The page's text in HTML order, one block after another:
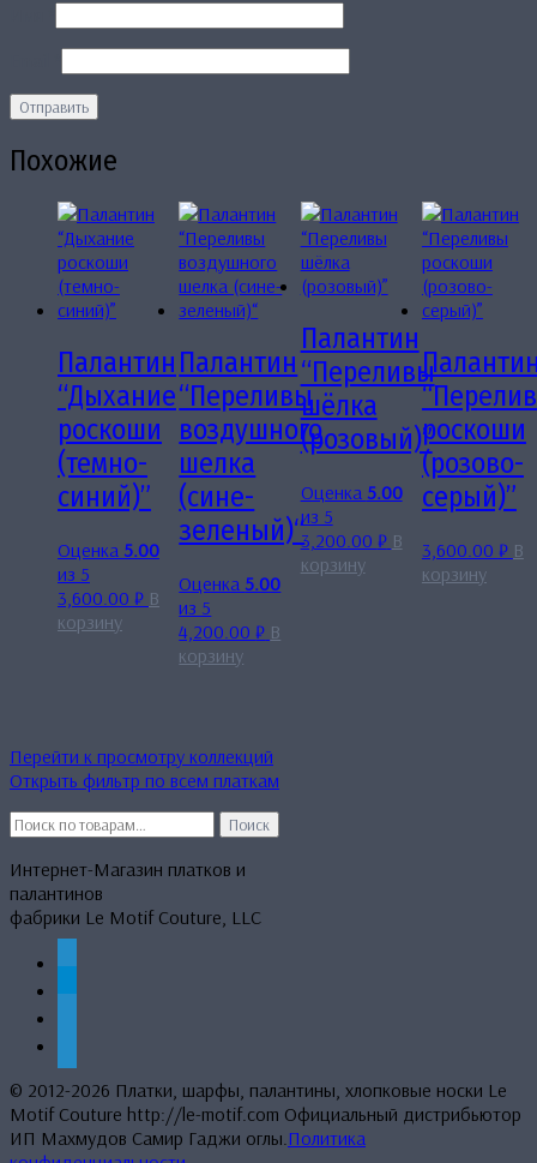
Похожие
Палантин
“Дыхание
роскоши
(темно-
синий)”
Оценка 5.00
из 5
3,600.00 ₽ В
корзину
Палантин
“Переливы
воздушного
шелка
(сине-
зеленый)“
Оценка 5.00
из 5
4,200.00₽ В
корзину
Палантин
“Переливы
шёлка
(розовый)”
Оценка 5.00
из 5
3,200.00 ₽ В
корзину
роскоши
(розово-
серый)”
3,600.00 ₽ В
корзину
Перейти к просмотру коллекций
Открыть фильтр по всем платкам
Искать:
Поиск
Интернет-Магазин платков и
палантинов
фабрики Le Motif Couture, LLC
© 2012-2026 Платки, шарфы, палантины, хлопковые носки Le
Motif Couture http://le-motif.com Официальный дистрибьютор
ИП Махмудов Самир Гаджи оглы. Политика